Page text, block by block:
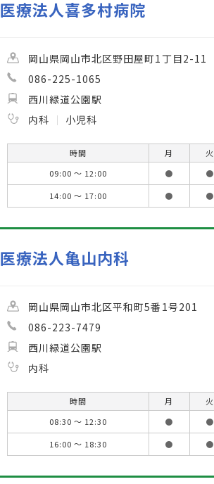
医療法人喜多村病院
岡山県岡山市北区野田屋町1丁目2-11
086-225-1065
西川緑道公園駅
内科
小児科
時間 月 火
09:00 ～ 12:00
● ●
14:00 ～ 17:00
● ●
医療法人亀山内科
岡山県岡山市北区平和町5番1号201
086-223-7479
西川緑道公園駅
内科
時間 月 火
08:30 ～ 12:30
● ●
16:00 ～ 18:30
● ●